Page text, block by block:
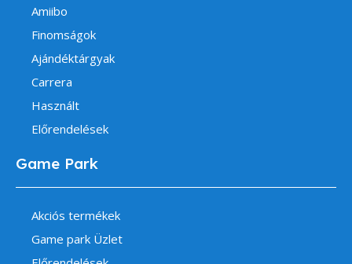
Amiibo
Finomságok
Ajándéktárgyak
Carrera
Használt
Előrendelések
Game Park
Akciós termékek
Game park Üzlet